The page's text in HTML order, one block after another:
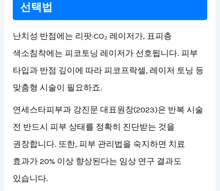
선택법
난치성 반점에는 리팟·CO₂ 레이저가, 표피층
색소침착에는 피코토닝 레이저가 선호됩니다. 피부
타입과 반점 깊이에 따라 피코프락셀, 레이저 토닝 등
맞춤형 시술이 필요하죠.
연세스타피부과 강진문 대표원장(2023)은 반복 시술
전 반드시 피부 상태를 정확히 진단받는 것을
권장합니다. 또한, 피부 관리법을 숙지하면 치료
효과가 20% 이상 향상된다는 임상 연구 결과도
있습니다.